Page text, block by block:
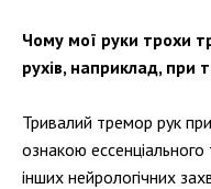
Чому мої руки трохи
рухів, наприклад, при
Тривалий тремор рук
ознакою
інших нейрологічних